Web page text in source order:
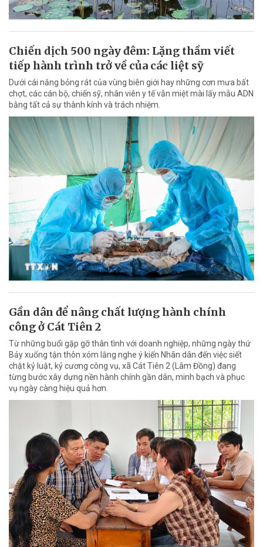
Chiến dịch 500 ngày đêm: Lặng thầm viết
tiếp hành trình trở về của các liệt sỹ
Dưới cái nắng bỏng rát của vùng biên giới hay những cơn mưa bất
chợt, các cán bộ, chiến sỹ, nhân viên y tế vẫn miệt mài lấy mẫu ADN
bằng tất cả sự thành kính và trách nhiệm.
Gần dân để nâng chất lượng hành chính
công ở Cát Tiên 2
Từ những buổi gặp gỡ thân tình với doanh nghiệp, những ngày thứ
Bảy xuống tận thôn xóm lắng nghe ý kiến Nhân dân đến việc siết
chặt kỷ luật, kỷ cương công vụ, xã Cát Tiên 2 (Lâm Đồng) đang
từng bước xây dựng nền hành chính gần dân, minh bạch và phục
vụ ngày càng hiệu quả hơn.